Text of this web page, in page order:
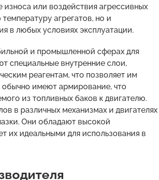
или воздействия агрессивных
агрегатов, но и
в любых условиях эксплуатации.
и промышленной сферах для
специальные внутренние слои,
реагентам, что позволяет им
обычно имеют армирование, что
из топливных баков к двигателю.
в различных механизмах и двигателях
Они обладают высокой
их идеальными для использования в